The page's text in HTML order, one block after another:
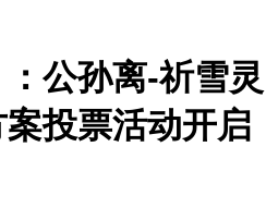
：公孙离-祈雪灵
投票活动开启